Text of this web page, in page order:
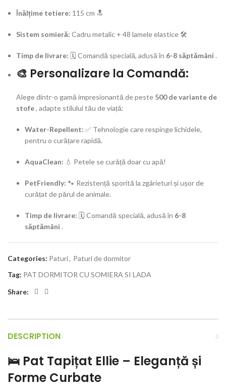
Înălțime tetiere: 115 cm 🔝
Sistem somieră: Cadru metalic + 48 lamele elastice 🛠️
Timp de livrare: 🗓️ Comandă specială, adusă în 6-8 săptămâni .
🎨 Personalizare la Comandă:
Alege dintr-o gamă impresionantă de peste 500 de variante de
stofe, adapte stilului tău de viață:
Water-Repellent: ✅ Tehnologie care respinge lichidele,
pentru o curățare rapidă.
AquaClean: 💧 Petele se curăță doar cu apă!
PetFriendly: 🐾 Rezistență sporită la zgârieturi și ușor de
curățat de părul de animale.
Timp de livrare: 🗓️ Comandă specială, adusă în 6-8
săptămâni .
Categories: Paturi, Paturi de dormitor
Tag: PAT DORMITOR CU SOMIERA SI LADA
Share:
DESCRIPTION
🛌 Pat Tapițat Ellie – Eleganță și
Forme Curbate